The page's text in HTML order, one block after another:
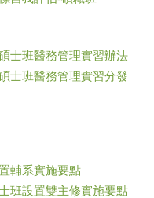
士班醫務管理實習辦法
士班醫務管理實習分發
輔系實施要點
班設置雙主修實施要點